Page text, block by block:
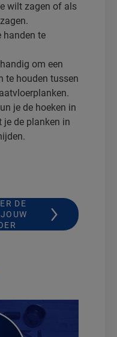
wilt zagen of als
handen te
om een
te houden tussen
je de hoeken in
je de planken in
DE